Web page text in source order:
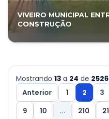
VIVEIRO MUNICIPAL
CONSTRUÇÃO
Mostrando 13 a 24 de 2526
Anterior
1 2 3
9
10 ... 210